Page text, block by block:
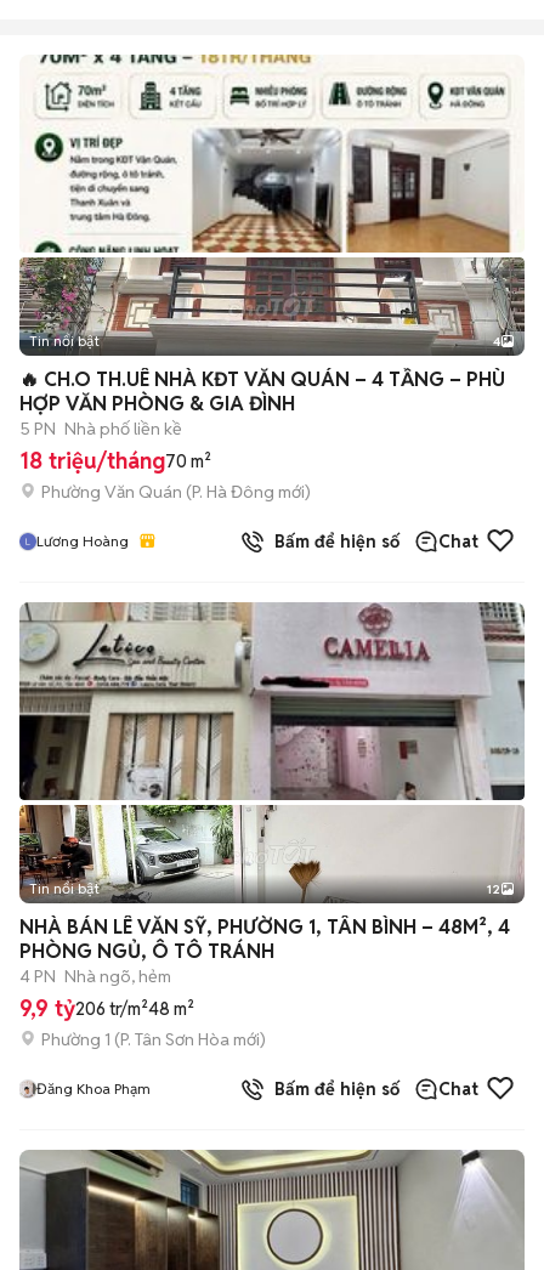
Tin nổi bật 4
🔥 CH.O TH.UÊ NHÀ KĐT VĂN QUÁN – 4 TẦNG – PHÙ
HỢP VĂN PHÒNG & GIA ĐÌNH
5 PN Nhà phố liền kề
18 triệu/tháng70 m²
Phường Văn Quán (P. Hà Đông mới)
Lương Hoàng Bấm để hiện số Chat
+2
Tin nổi bật 12
NHÀ BÁN LÊ VĂN SỸ, PHƯỜNG 1, TÂN BÌNH – 48M², 4
PHÒNG NGỦ, Ô TÔ TRÁNH
4 PN Nhà ngõ, hẻm
9,9 tỷ206 tr/m²48 m²
Phường 1 (P. Tân Sơn Hòa mới)
Đăng Khoa Phạm Bấm để hiện số Chat